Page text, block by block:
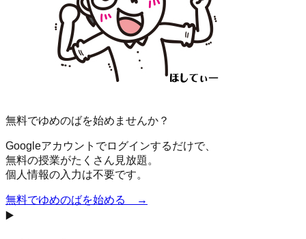
無料でゆめのばを始めませんか？
Googleアカウントでログインするだけで、
無料の授業がたくさん見放題。
個人情報の入力は不要です。
無料でゆめのばを始める →
▶️